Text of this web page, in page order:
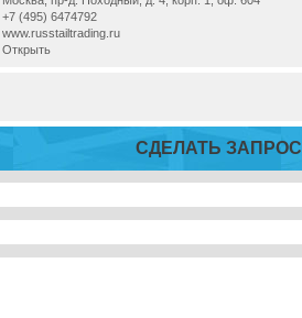
+7 (495) 6474792
www.russtailtrading.ru
Открыть
СДЕЛАТЬ ЗАПРОС